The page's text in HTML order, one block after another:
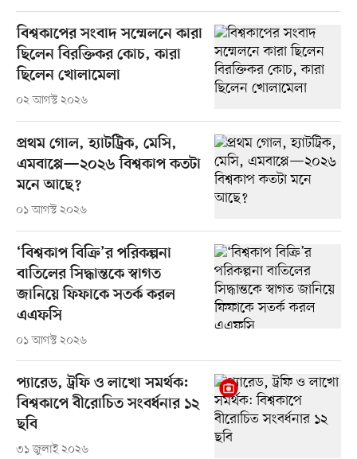
বিশ্বকাপের সংবাদ সম্মেলনে কারা
ছিলেন বিরক্তিকর কোচ, কারা
ছিলেন খোলামেলা
০২ আগস্ট ২০২৬
প্রথম গোল, হ্যাটট্রিক, মেসি,
এমবাপ্পে—২০২৬ বিশ্বকাপ কতটা
মনে আছে?
০১ আগস্ট ২০২৬
‘বিশ্বকাপ বিক্রি’র পরিকল্পনা
বাতিলের সিদ্ধান্তকে স্বাগত
জানিয়ে ফিফাকে সতর্ক করল
এএফসি
০১ আগস্ট ২০২৬
প্যারেড, ট্রফি ও লাখো সমর্থক:
বিশ্বকাপে বীরোচিত সংবর্ধনার ১২
ছবি
৩১ জুলাই ২০২৬